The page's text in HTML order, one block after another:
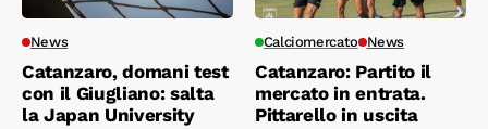
News
Catanzaro, domani test
con il Giugliano: salta
la Japan University
Calciomercato News
Catanzaro: Partito il
mercato in entrata.
Pittarello in uscita